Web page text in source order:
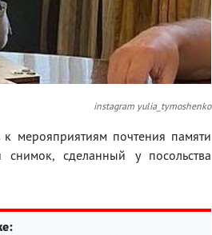
instagram yulia_tymoshenko
мерояприятиям почтения памяти
сделанный у посольства